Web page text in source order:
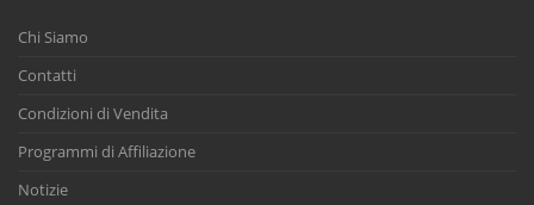
Chi Siamo
Contatti
Condizioni di Vendita
Programmi di Affiliazione
Notizie